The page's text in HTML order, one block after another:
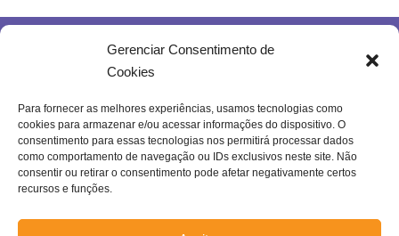
Gerenciar Consentimento de
Cookies
Para fornecer as melhores experiências, usamos tecnologias como
cookies para armazenar e/ou acessar informações do dispositivo. O
consentimento para essas tecnologias nos permitirá processar dados
como comportamento de navegação ou IDs exclusivos neste site. Não
consentir ou retirar o consentimento pode afetar negativamente certos
recursos e funções.
Rua Joventina da Rocha, 289 – Heliópolis
Belo Horizonte – MG | Brasil.
Se inscreva na nossa newsletter!